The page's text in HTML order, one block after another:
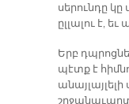
սերունդը
ըլլալու է, եւ
Երբ
պէտք է
շրջանաւարտ